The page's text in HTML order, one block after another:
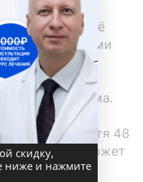
её
элементами
ядро
выпирание
объёма.
на
Спустя 48
пациент может
Исход
скидку,
ниже и нажмите